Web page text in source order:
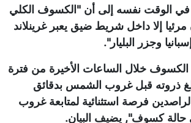
في الوقت نفسه إلى أن "الكسوف الكلي
إلا داخل شريط ضيق يعبر غرينلاند
وجزر البليار".
الكسوف خلال الساعات الأخيرة من فترة
ذروته قبل غروب الشمس بدقائق
فرصة استثنائية لمتابعة غروب
كسوف", يضيف البيان.